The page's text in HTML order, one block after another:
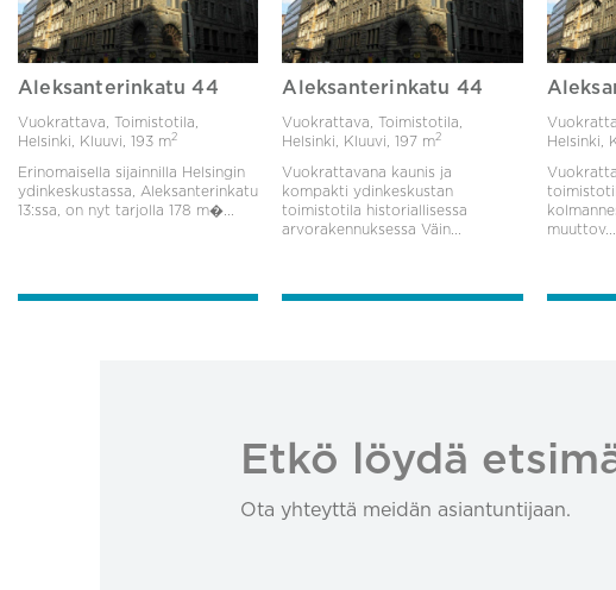
Aleksanterinkatu 44
Vuokrattava, Toimistotila,
Helsinki, Kluuvi, 193 m2
Erinomaisella sijainnilla Helsingin
ydinkeskustassa, Aleksanterinkatu
13:ssa, on nyt tarjolla 178 m�...
Aleksanterinkatu 44
Vuokrattava, Toimistotila,
Helsinki, Kluuvi,197 m2
Vuokrattavana kaunis ja
kompakti ydinkeskustan
toimistotila historiallisessa
arvorakennuksessa Väin...
Helsinki,
muuttov...
Etkö löydä
Ota yhteyttä meidän asiantuntijaan.